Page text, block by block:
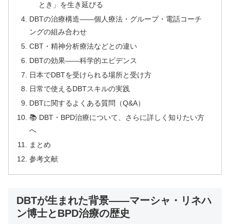
とき」を生き延びる
DBTの治療構造——個人療法・グループ・電話コーチ
ングの組み合わせ
CBT・精神分析療法などとの違い
DBTの効果——科学的エビデンス
日本でDBTを受けられる場所と受け方
日常で使えるDBTスキルの実践
DBTに関するよくある質問（Q&A）
📚 DBT・BPD治療について、さらに詳しく知りたい方
へ
まとめ
参考文献
DBTが生まれた背景——マーシャ・リネハ
ン博士とBPD治療の歴史